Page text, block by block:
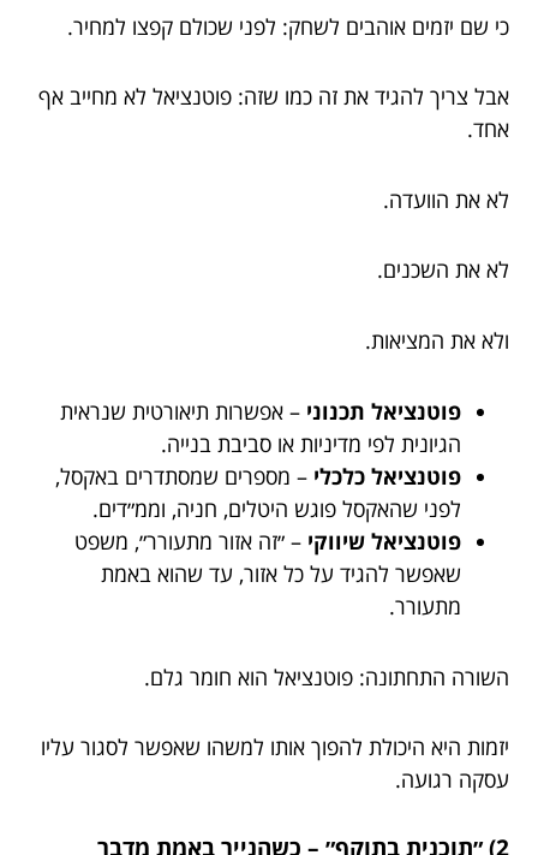
כי שם יזמים אוהבים לשחק: לפני שכולם קפצו למחיר.
אבל צריך להגיד את זה כמו שזה: פוטנציאל לא מחייב אף
אחד.
לא את הוועדה.
לא את השכנים.
ולא את המציאות.
פוטנציאל תכנוני – אפשרות תיאורטית שנראית
הגיונית לפי מדיניות או סביבת בנייה.
פוטנציאל כלכלי – מספרים שמסתדרים באקסל,
לפני שהאקסל פוגש היטלים, חניה, וממ״דים.
פוטנציאל שיווקי – ״זה אזור מתעורר״, משפט
שאפשר להגיד על כל אזור, עד שהוא באמת
מתעורר.
השורה התחתונה: פוטנציאל הוא חומר גלם.
יזמות היא היכולת להפוך אותו למשהו שאפשר לסגור עליו
עסקה רגועה.
2) ״תוכנית בתוקף״ – כשהנייר באמת מדבר